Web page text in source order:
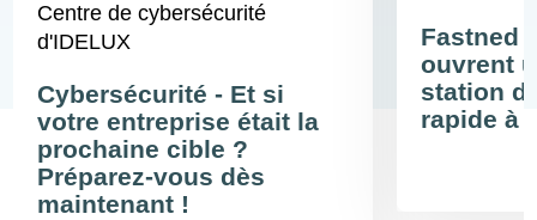
Centre de cybersécurité
d'IDELUX
Cybersécurité - Et si
votre entreprise était la
prochaine cible ?
Préparez-vous dès
maintenant !
Fastned
ouvrent
station
rapide à